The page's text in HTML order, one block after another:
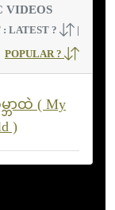
VIDEOS
: LATEST ?
|
POPULAR ?
ဘာထဲ ( My
)